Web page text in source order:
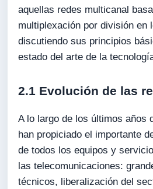
aquellas redes multicanal
multiplexación por división en
discutiendo sus principios
estado del arte de la
2.1 Evolución de las
A lo largo de los últimos años
han propiciado el importante
de todos los equipos y
las telecomunicaciones:
técnicos, liberalización del